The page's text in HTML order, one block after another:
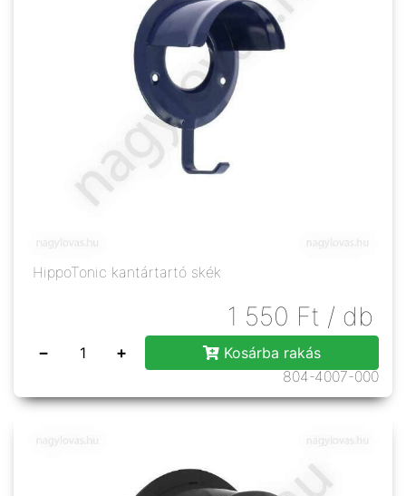
HippoTonic kantártartó skék
1 550 Ft / db
− +
Kosárba rakás
804-4007-000